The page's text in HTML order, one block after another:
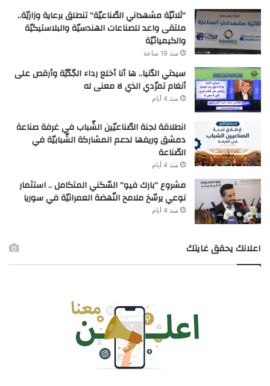
“ثلاثيّة مشهداني الصّناعيّة” تنطلق برعاية وزاريّة..
ملتقى واعد للصناعات الهندسيّة والبلاستيكيّة
والكيميائيّة
منذ 19 ساعة
سيدتي الدّنيا.. ها أنا أخلع رداء الجّدّيّة وأرقص على
أنغام تمرّدي الذي لا معنى له
منذ 4 أيام
انطلاقة لجنة الصّناعيّين الشّباب في غرفة صناعة
دمشق وريفها لدعم المشاركة الشّبابيّة في
الصّناعة
منذ 4 أيام
مشروع “بارك فيو” السّكني المتكامل .. استثمار
نوعي يرسّخ ملامح النّهضة العمرانيّة في سوريا
منذ 4 أيام
اعلانك يحقق غايتك